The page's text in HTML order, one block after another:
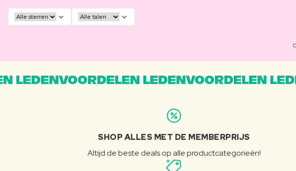
LEDENVOORDELEN LEDENVOORDELEN
SHOP ALLES MET DE MEMBERPRIJS
Altijd de beste deals op alle productcategorieën!